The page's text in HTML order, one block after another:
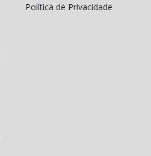
Política de Privacidade